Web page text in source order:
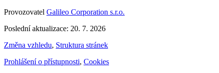
Provozovatel Galileo Corporation s.r.o.
Poslední aktualizace: 20. 7. 2026
Změna vzhledu, Struktura stránek
Prohlášení o přístupnosti, Cookies